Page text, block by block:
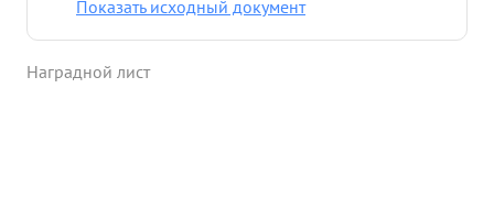
проделал большую работу по укреплению
Показать исходный документ
Наградной лист